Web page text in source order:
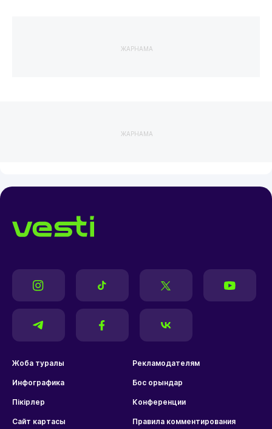
ЖАРНАМА
ЖАРНАМА
Жоба туралы Рекламодателям
Инфографика Бос орындар
Пікірлер Конференции
Сайт картасы Правила комментирования